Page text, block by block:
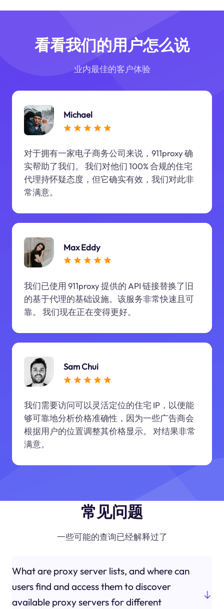
看看我们的用户怎么说
业内最佳的客户体验
Michael
对于拥有一家电子商务公司来说，911proxy 确
实帮助了我们。 我们对他们 100% 合规的住宅
代理持怀疑态度，但它确实有效，我们对此非
常满意。
Max Eddy
我们已使用 911proxy 提供的 API 链接替换了旧
的基于代理的基础设施。该服务非常快速且可
靠。 我们现在正在变得更好。
Sam Chui
我们需要访问可以灵活定位的住宅 IP，以便能
够可靠地分析价格准确性，因为一些广告商会
根据用户的位置调整其价格显示。 对结果非常
满意。
常见问题
一些可能的查询已经解释过了
What are proxy server lists, and where can
users find and access them to discover
available proxy servers for different